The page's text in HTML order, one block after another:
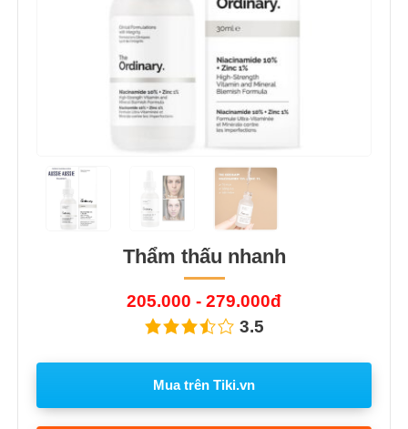
Thẩm thấu nhanh
205.000 - 279.000đ
3.5
Mua trên Tiki.vn